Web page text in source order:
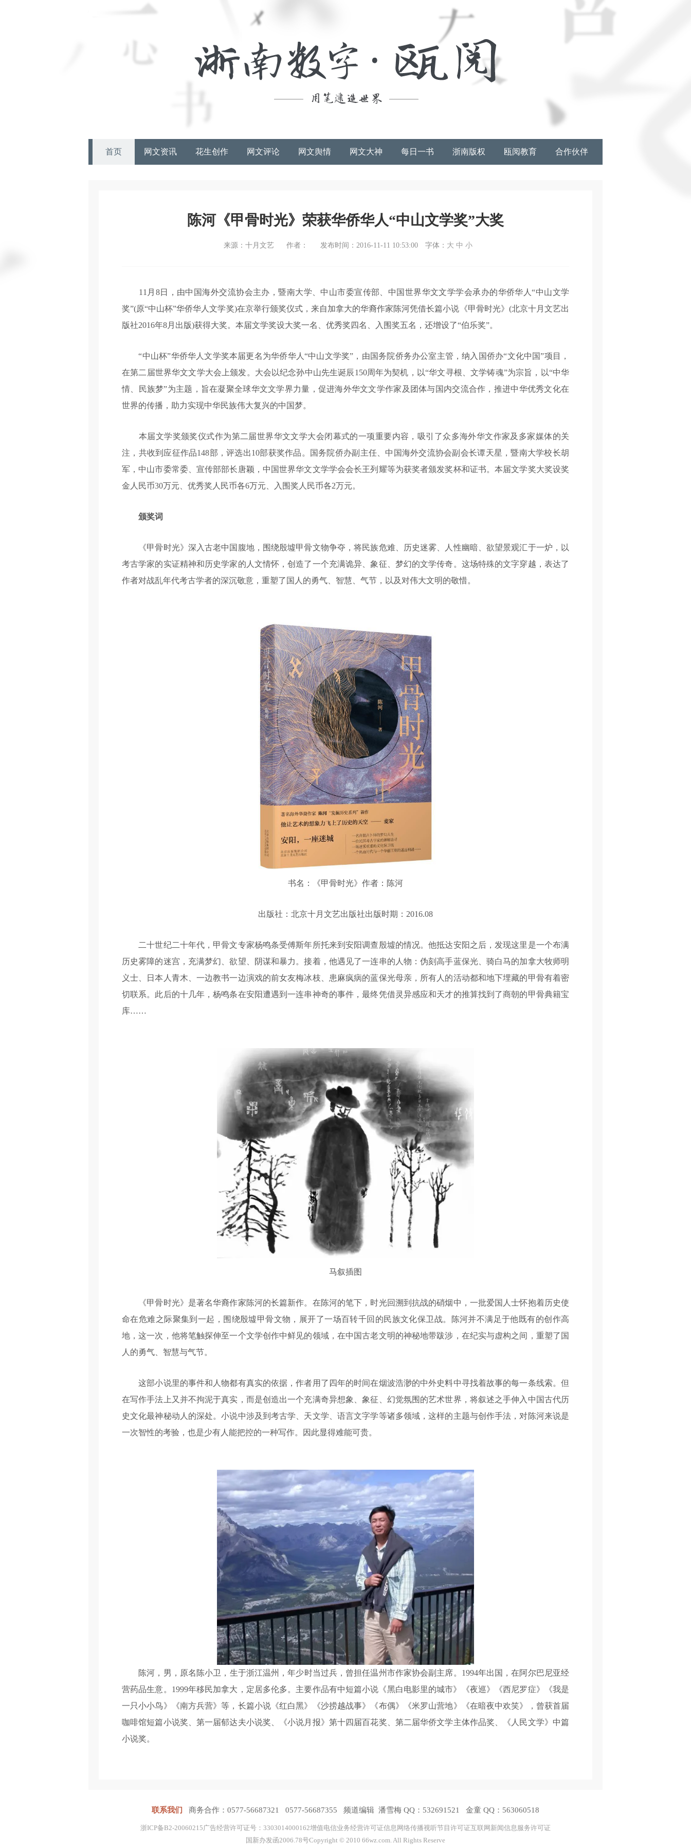
首页 网文资讯 花生创作 网文评论 网文舆情 网文大神 每日一书 浙南版权 瓯阅教育 合作伙伴
陈河《甲骨时光》荣获华侨华人“中山文学奖”大奖
来源：十月文艺 作者： 发布时间：2016-11-11 10:53:00 字体： 大 中 小
11月8日，由中国海外交流协会主办，暨南大学、中山市委宣传部、中国世界华文文学学会承办的华侨华人“中山文学
奖”(原“中山杯”华侨华人文学奖)在京举行颁奖仪式，来自加拿大的华裔作家陈河凭借长篇小说《甲骨时光》(北京十月文艺出
版社2016年8月出版)获得大奖。本届文学奖设大奖一名、优秀奖四名、入围奖五名，还增设了“伯乐奖”。
“中山杯”华侨华人文学奖本届更名为华侨华人“中山文学奖”，由国务院侨务办公室主管，纳入国侨办“文化中国”项目，
在第二届世界华文文学大会上颁发。大会以纪念孙中山先生诞辰150周年为契机，以“华文寻根、文学铸魂”为宗旨，以“中华
情、民族梦”为主题，旨在凝聚全球华文文学界力量，促进海外华文文学作家及团体与国内交流合作，推进中华优秀文化在
世界的传播，助力实现中华民族伟大复兴的中国梦。
本届文学奖颁奖仪式作为第二届世界华文文学大会闭幕式的一项重要内容，吸引了众多海外华文作家及多家媒体的关
注，共收到应征作品148部，评选出10部获奖作品。国务院侨办副主任、中国海外交流协会副会长谭天星，暨南大学校长胡
军，中山市委常委、宣传部部长唐颖，中国世界华文文学学会会长王列耀等为获奖者颁发奖杯和证书。本届文学奖大奖设奖
金人民币30万元、优秀奖人民币各6万元、入围奖人民币各2万元。
颁奖词
《甲骨时光》深入古老中国腹地，围绕殷墟甲骨文物争夺，将民族危难、历史迷雾、人性幽暗、欲望景观汇于一炉，以
考古学家的实证精神和历史学家的人文情怀，创造了一个充满诡异、象征、梦幻的文学传奇。这场特殊的文字穿越，表达了
作者对战乱年代考古学者的深沉敬意，重塑了国人的勇气、智慧、气节，以及对伟大文明的敬惜。
书名：《甲骨时光》作者：陈河
出版社：北京十月文艺出版社出版时期：2016.08
二十世纪二十年代，甲骨文专家杨鸣条受傅斯年所托来到安阳调查殷墟的情况。他抵达安阳之后，发现这里是一个布满
历史雾障的迷宫，充满梦幻、欲望、阴谋和暴力。接着，他遇见了一连串的人物：伪刻高手蓝保光、骑白马的加拿大牧师明
义士、日本人青木、一边教书一边演戏的前女友梅冰枝、患麻疯病的蓝保光母亲，所有人的活动都和地下埋藏的甲骨有着密
切联系。此后的十几年，杨鸣条在安阳遭遇到一连串神奇的事件，最终凭借灵异感应和天才的推算找到了商朝的甲骨典籍宝
库……
马叙插图
《甲骨时光》是著名华裔作家陈河的长篇新作。在陈河的笔下，时光回溯到抗战的硝烟中，一批爱国人士怀抱着历史使
命在危难之际聚集到一起，围绕殷墟甲骨文物，展开了一场百转千回的民族文化保卫战。陈河并不满足于他既有的创作高
地，这一次，他将笔触探伸至一个文学创作中鲜见的领域，在中国古老文明的神秘地带跋涉，在纪实与虚构之间，重塑了国
人的勇气、智慧与气节。
这部小说里的事件和人物都有真实的依据，作者用了四年的时间在烟波浩渺的中外史料中寻找着故事的每一条线索。但
在写作手法上又并不拘泥于真实，而是创造出一个充满奇异想象、象征、幻觉氛围的艺术世界，将叙述之手伸入中国古代历
史文化最神秘动人的深处。小说中涉及到考古学、天文学、语言文字学等诸多领域，这样的主题与创作手法，对陈河来说是
一次智性的考验，也是少有人能把控的一种写作。因此显得难能可贵。
陈河，男，原名陈小卫，生于浙江温州，年少时当过兵，曾担任温州市作家协会副主席。1994年出国，在阿尔巴尼亚经
营药品生意。1999年移民加拿大，定居多伦多。主要作品有中短篇小说《黑白电影里的城市》《夜巡》《西尼罗症》《我是
一只小小鸟》《南方兵营》等，长篇小说《红白黑》《沙捞越战事》《布偶》《米罗山营地》《在暗夜中欢笑》，曾获首届
咖啡馆短篇小说奖、第一届郁达夫小说奖、《小说月报》第十四届百花奖、第二届华侨文学主体作品奖、《人民文学》中篇
小说奖。
联系我们 商务合作：0577-56687321 0577-56687355 频道编辑 潘雪梅 QQ：532691521 金童 QQ：563060518
浙ICP备B2-20060215广告经营许可证号：3303014000162增值电信业务经营许可证信息网络传播视听节目许可证互联网新闻信息服务许可证
国新办发函2006.78号Copyright © 2010 66wz.com. All Rights Reserve